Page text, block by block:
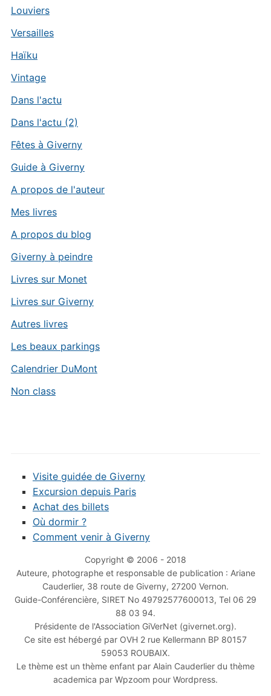
Louviers
Versailles
Haïku
Vintage
Dans l'actu
Dans l'actu (2)
Fêtes à Giverny
Guide à Giverny
A propos de l'auteur
Mes livres
A propos du blog
Giverny à peindre
Livres sur Monet
Livres sur Giverny
Autres livres
Les beaux parkings
Calendrier DuMont
Non class
Visite guidée de Giverny
Excursion depuis Paris
Achat des billets
Où dormir ?
Comment venir à Giverny
Copyright © 2006 - 2018
Auteure, photographe et responsable de publication : Ariane
Cauderlier, 38 route de Giverny, 27200 Vernon.
Guide-Conférencière, SIRET No 49792577600013, Tel 06 29
88 03 94.
Présidente de l'Association GiVerNet (givernet.org).
Ce site est hébergé par OVH 2 rue Kellermann BP 80157
59053 ROUBAIX.
Le thème est un thème enfant par Alain Cauderlier du thème
academica par Wpzoom pour Wordpress.